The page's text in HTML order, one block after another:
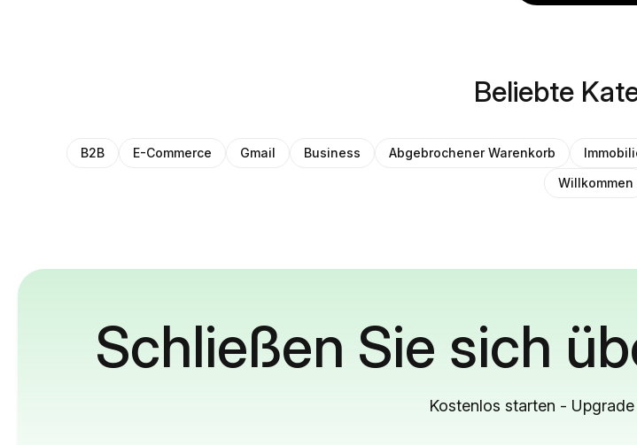
Beliebte
B2B E-Commerce Gmail Business Abgebrochener Warenkorb
Willkommen
Schließen Sie sich
Kostenlos starten -